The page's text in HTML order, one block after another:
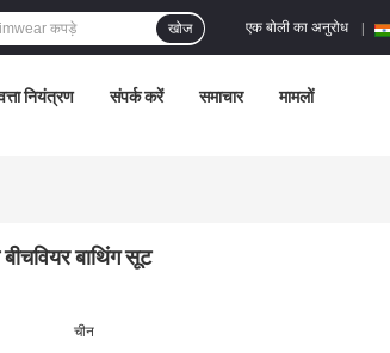
एक बोली का अनुरोध
खोज
नियंत्रण संपर्क करें समाचार मामलों
बाथिंग सूट
चीन